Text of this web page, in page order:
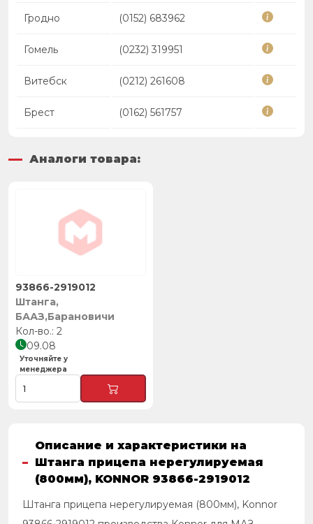
Гродно (0152) 683962
Гомель (0232) 319951
Витебск (0212) 261608
Брест (0162) 561757
Аналоги товара:
Штанга,
БААЗ,Барановичи
93866-2919012
2
09.08
Уточняйте у
менеджера
Описание и характеристики на
Штанга прицепа нерегулируемая
(800мм), KONNOR 93866-2919012
Штанга прицепа нерегулируемая (800мм), Konnor